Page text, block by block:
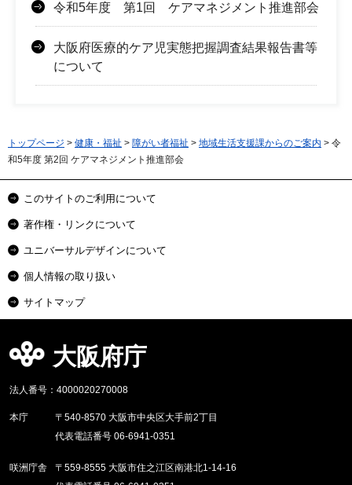
令和5年度 第1回 ケアマネジメント推進部会
大阪府医療的ケア児実態把握調査結果報告書等
について
トップページ > 健康・福祉 > 障がい者福祉 > 地域生活支援課からのご案内 > 令
和5年度 第2回 ケアマネジメント推進部会
このサイトのご利用について
著作権・リンクについて
ユニバーサルデザインについて
個人情報の取り扱い
サイトマップ
大阪府庁
法人番号：4000020270008
本庁
〒540-8570 大阪市中央区大手前2丁目
代表電話番号 06-6941-0351
咲洲庁舎
〒559-8555 大阪市住之江区南港北1-14-16